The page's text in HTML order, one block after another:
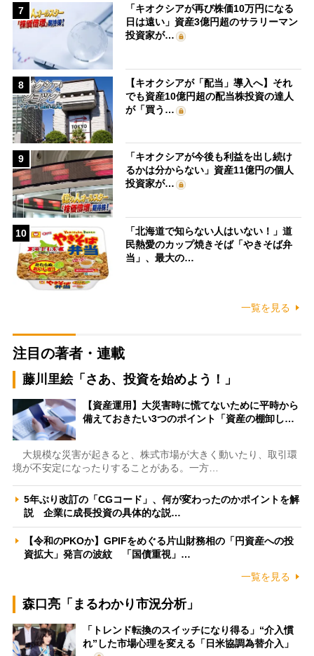
7
「キオクシアが再び株価10万円になる
日は遠い」資産3億円超のサラリーマン
投資家が…
8
【キオクシアが「配当」導入へ】それ
でも資産10億円超の配当株投資の達人
が「買う…
9
「キオクシアが今後も利益を出し続け
るかは分からない」資産11億円の個人
投資家が…
10
「北海道で知らない人はいない！」道
民熱愛のカップ焼きそば「やきそば弁
当」、最大の…
一覧を見る
注目の著者・連載
藤川里絵「さあ、投資を始めよう！」
【資産運用】大災害時に慌てないために平時から
備えておきたい3つのポイント「資産の棚卸し…
大規模な災害が起きると、株式市場が大きく動いたり、取引環
境が不安定になったりすることがある。一方…
5年ぶり改訂の「CGコード」、何が変わったのかポイントを解
説 企業に成長投資の具体的な説…
【令和のPKOか】GPIFをめぐる片山財務相の「円資産への投
資拡大」発言の波紋 「国債重視」…
一覧を見る
森口亮「まるわかり市況分析」
「トレンド転換のスイッチになり得る」“介入慣
れ”した市場心理を変える「日米協調為替介入」